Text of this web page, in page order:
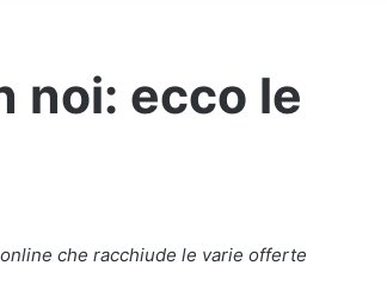
noi: ecco le
che racchiude le varie offerte